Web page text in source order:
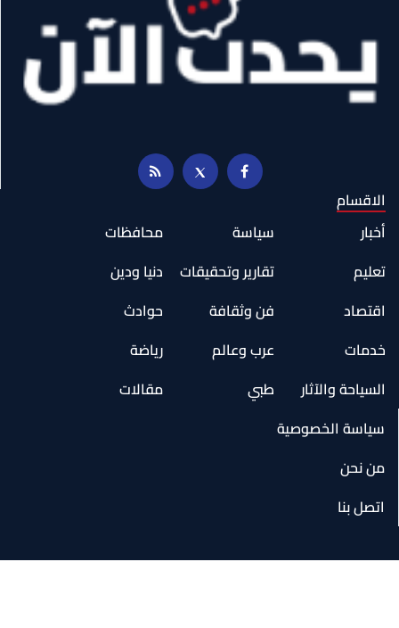
الاقسام
أخبار
سياسة
محافظات
تعليم
تقارير وتحقيقات
دنيا ودين
اقتصاد
فن وثقافة
حوادث
خدمات
عرب وعالم
رياضة
السياحة والآثار
طبي
مقالات
سياسة الخصوصية
من نحن
اتصل بنا